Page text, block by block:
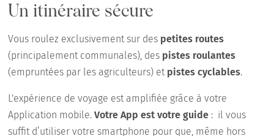
Un itinéraire sécure
Vous roulez exclusivement sur des petites routes
(principalement communales), des pistes roulantes
(empruntées par les agriculteurs) et pistes cyclables.
L'expérience de voyage est amplifiée grâce à votre
Application mobile.Votre App est votre guide : il vous
suffit d’utiliser votre smartphone pour que, même hors